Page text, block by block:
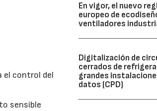
el control del
sensible
En vigor, el nuevo
europeo de
ventiladores
Digitalización de
cerrados de
grandes
datos (CPD)